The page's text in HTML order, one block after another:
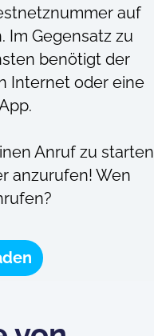
auf
Im Gegensatz zu
benötigt der
Internet oder eine
Anruf zu starten
anzurufen! Wen